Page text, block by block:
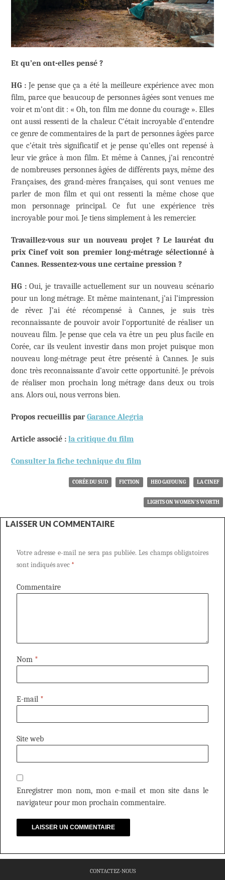
Et qu’en ont-elles pensé ?
HG : Je pense que ça a été la meilleure expérience avec mon
film, parce que beaucoup de personnes âgées sont venues me
voir et m’ont dit : « Oh, ton film me donne du courage ». Elles
ont aussi ressenti de la chaleur. C’était incroyable d’entendre
ce genre de commentaires de la part de personnes âgées parce
que c’était très significatif et je pense qu’elles ont repensé à
leur vie grâce à mon film. Et même à Cannes, j’ai rencontré
de nombreuses personnes âgées de différents pays, même des
Françaises, des grand-mères françaises, qui sont venues me
parler de mon film et qui ont ressenti la même chose que
mon personnage principal. Ce fut une expérience très
incroyable pour moi. Je tiens simplement à les remercier.
Travaillez-vous sur un nouveau projet ? Le lauréat du
prix Cinef voit son premier long-métrage sélectionné à
Cannes. Ressentez-vous une certaine pression ?
HG :Oui, je travaille actuellement sur un nouveau scénario
pour un long métrage. Et même maintenant, j’ai l’impression
de rêver. J’ai été récompensé à Cannes, je suis très
reconnaissante de pouvoir avoir l’opportunité de réaliser un
nouveau film. Je pense que cela va être un peu plus facile en
Corée, car ils veulent investir dans mon projet puisque mon
nouveau long-métrage peut être présenté à Cannes. Je suis
donc très reconnaissante d’avoir cette opportunité. Je prévois
de réaliser mon prochain long métrage dans deux ou trois
ans. Alors oui, nous verrons bien.
Propos recueillis parGarance Alegria
Article associé : la critique du film
Consulter la fiche technique du film
CORÉE DU SUD FICTION HEO GAYOUNG LA CINEF
LIGHTS ON WOMEN’S WORTH
LAISSER UN COMMENTAIRE
Votre adresse e-mail ne sera pas publiée. Les champs obligatoires
sont indiqués avec *
Commentaire
Nom *
E-mail *
Site web
Enregistrer mon nom, mon e-mail et mon site dans le
navigateur pour mon prochain commentaire.
CONTACTEZ-NOUS